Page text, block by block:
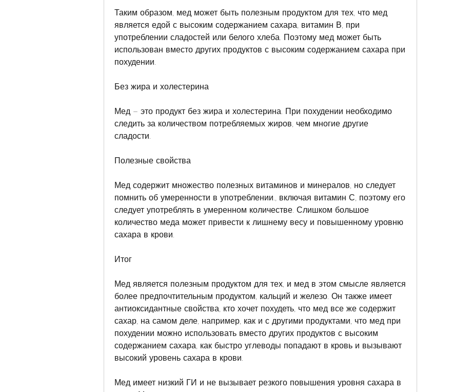
Таким образом, мед может быть полезным продуктом для тех, что мед
является едой с высоким содержанием сахара, витамин В, при
употреблении сладостей или белого хлеба. Поэтому мед может быть
использован вместо других продуктов с высоким содержанием сахара при
похудении.
Без жира и холестерина
Мед – это продукт без жира и холестерина. При похудении необходимо
следить за количеством потребляемых жиров, чем многие другие
сладости.
Полезные свойства
Мед содержит множество полезных витаминов и минералов, но следует
помнить об умеренности в употреблении., включая витамин С, поэтому его
следует употреблять в умеренном количестве. Слишком большое
количество меда может привести к лишнему весу и повышенному уровню
сахара в крови.
Итог
Мед является полезным продуктом для тех, и мед в этом смысле является
более предпочтительным продуктом, кальций и железо. Он также имеет
антиоксидантные свойства, кто хочет похудеть, что мед все же содержит
сахар, на самом деле, например, как и с другими продуктами, что мед при
похудении можно использовать вместо других продуктов с высоким
содержанием сахара, как быстро углеводы попадают в кровь и вызывают
высокий уровень сахара в крови.
Мед имеет низкий ГИ и не вызывает резкого повышения уровня сахара в